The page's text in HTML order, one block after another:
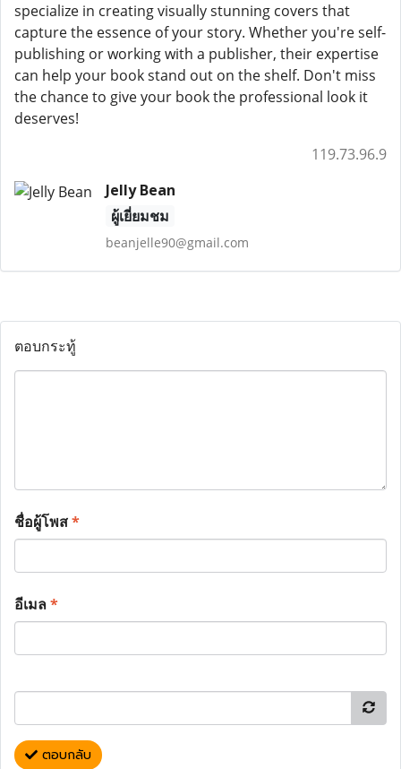
specialize in creating visually stunning covers that
capture the essence of your story. Whether you're self-
publishing or working with a publisher, their expertise
can help your book stand out on the shelf. Don't miss
the chance to give your book the professional look it
deserves!
119.73.96.9
Jelly Bean
ผู้เยี่ยมชม
beanjelle90@gmail.com
ตอบกระทู้
ชื่อผู้โพส*
อีเมล*
ตอบกลับ